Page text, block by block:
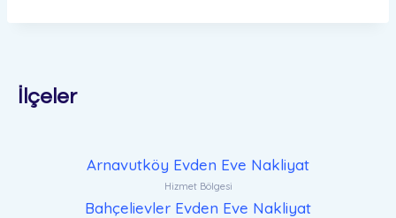
İlçeler
Arnavutköy Evden Eve Nakliyat
Hizmet Bölgesi
Bahçelievler Evden Eve Nakliyat